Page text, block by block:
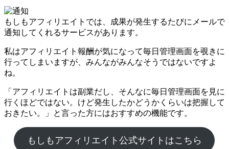
もしもアフィリエイトでは、成果が発生するたびにメールで
通知してくれるサービスがあります。
私はアフィリエイト報酬が気になって毎日管理画面を覗きに
行ってしまいますが、みんながみんなそうではないですよ
ね。
「アフィリエイトは副業だし、そんなに毎日管理画面を見に
行くほどではない。けど発生したかどうかくらいは把握して
おきたい。」と言った方にはおすすめの機能です。
もしもアフィリエイト公式サイトはこちら